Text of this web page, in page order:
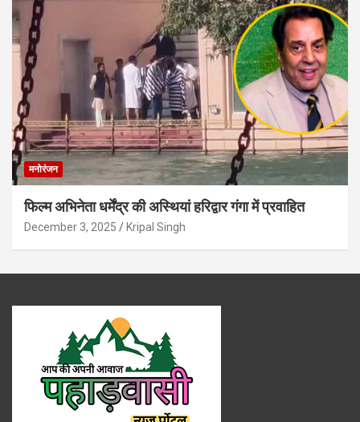
मनोरंजन
फिल्म अभिनेता धर्मेंद्र की अस्थियां हरिद्वार गंगा में प्रवाहित
December 3, 2025 Kripal Singh